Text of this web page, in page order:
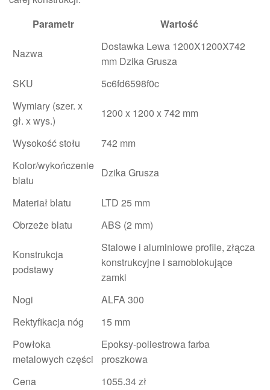
Parametr
Wartość
Nazwa
Dostawka Lewa 1200X1200X742
mm Dzika Grusza
SKU
5c6fd6598f0c
Wymiary (szer. x
gł. x wys.)
1200 x 1200 x 742 mm
Wysokość stołu
742 mm
Kolor/wykończenie
blatu
Dzika Grusza
Materiał blatu
LTD 25 mm
Obrzeże blatu
ABS (2 mm)
Konstrukcja
podstawy
Stalowe i aluminiowe profile, złącza
konstrukcyjne i samoblokujące
zamki
Nogi
ALFA 300
Rektyfikacja nóg
15 mm
Powłoka
metalowych części
Epoksy-poliestrowa farba
proszkowa
Cena
1055.34 zł